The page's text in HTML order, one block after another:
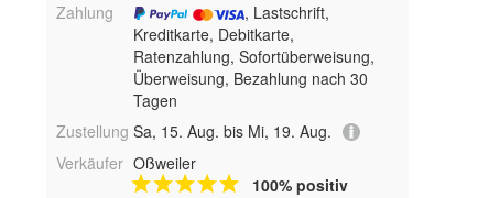
Zahlung
, Lastschrift,
Kreditkarte, Debitkarte,
Ratenzahlung, Sofortüberweisung,
Überweisung, Bezahlung nach 30
Tagen
Zustellung Sa, 15. Aug. bis Mi, 19. Aug.
Verkäufer Oßweiler
100% positiv